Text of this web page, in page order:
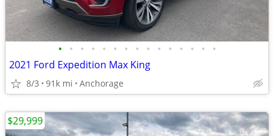
• • • • • • • • • • • • • • •
2021 Ford Expedition Max King
8/3 91k mi Anchorage
$29,999